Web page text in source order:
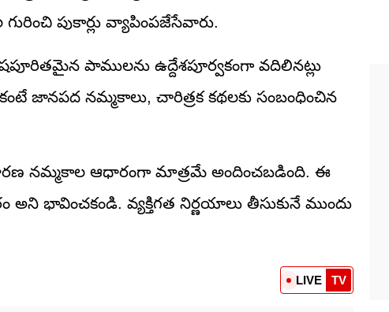
పుకార్లు వ్యాపింపజేసేవారు.
పాములను ఉద్దేశపూర్వకంగా వదిలినట్లు
జానపద నమ్మకాలు, చారిత్రక కథలకు సంబంధించిన
నమ్మకాల ఆధారంగా మాత్రమే అందించబడింది. ఈ
వ్యక్తిగత నిర్ణయాలు తీసుకునే ముందు
LIVE TV